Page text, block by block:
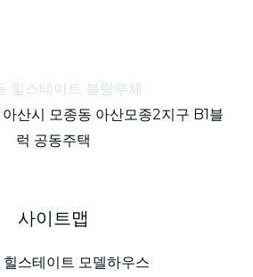
힐스테이트 블랑루체
산시 모종동 아산모종2지구 B1블
럭 공동주택
사이트맵
힐스테이트 모델하우스